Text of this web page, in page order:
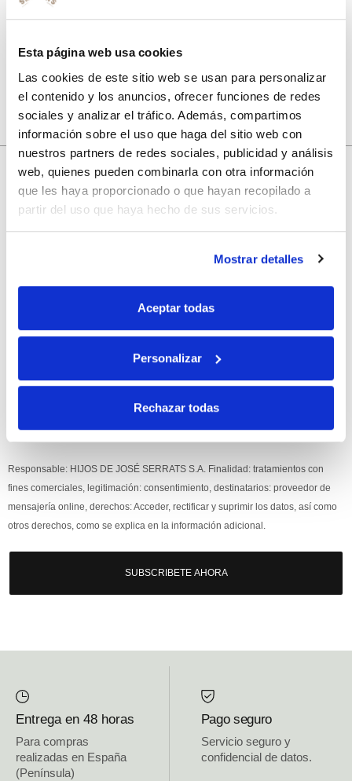
Esta página web usa cookies
Las cookies de este sitio web se usan para personalizar
el contenido y los anuncios, ofrecer funciones de redes
sociales y analizar el tráfico. Además, compartimos
información sobre el uso que haga del sitio web con
nuestros partners de redes sociales, publicidad y análisis
web, quienes pueden combinarla con otra información
que les haya proporcionado o que hayan recopilado a
partir del uso que haya hecho de sus servicios.
Mostrar detalles
Aceptar todas
Personalizar
Rechazar todas
Guarda mi nombre, correo electrónico y web en este
navegador para la próxima vez que comente.
10% de descuento
con tu primera compra.
a nuestra newsletter para recibir nuestras
Si, he leído y acepto la política de protección de datos.
Responsable: HIJOS DE JOSÉ SERRATS S.A. Finalidad: tratamientos con
fines comerciales, legitimación: consentimiento, destinatarios: proveedor de
mensajería online, derechos: Acceder, rectificar y suprimir los datos, así como
otros derechos, como se explica en la información adicional.
SUBSCRIBETE AHORA
Entrega en 48 horas
Para compras
realizadas en España
(Península)
Pago seguro
Servicio seguro y
confidencial de datos.